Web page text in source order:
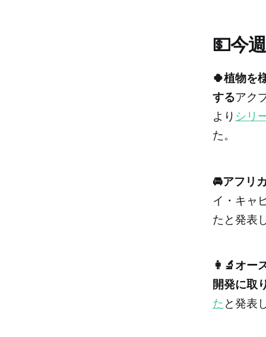
💵今
🍀植物を
するアク
より シリ
た。
🚘アフリ
イ・キャ
たと発表
👩‍🔬オー
開発に取
たと発表